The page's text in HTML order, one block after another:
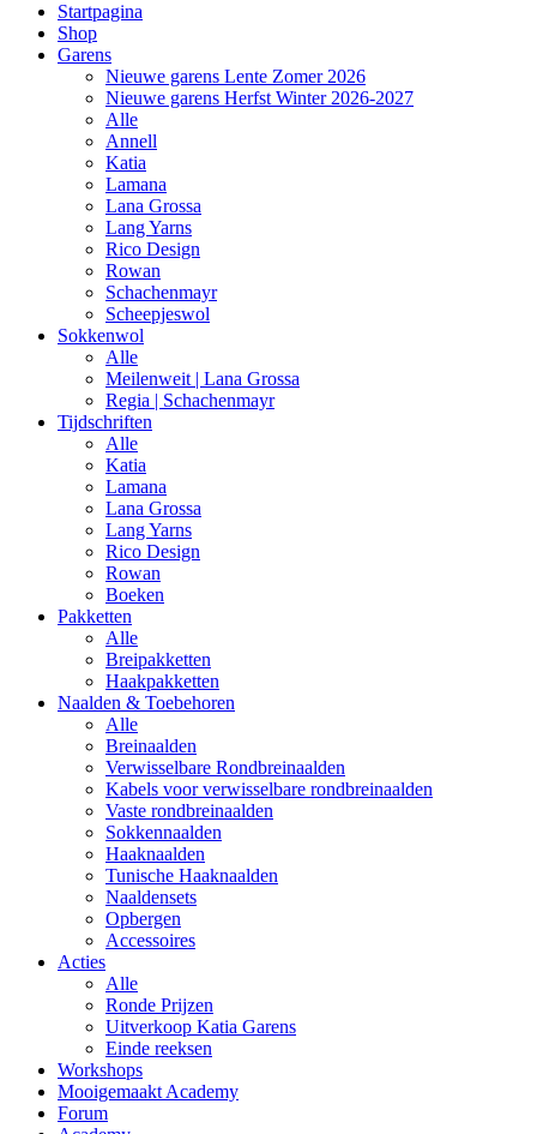
Startpagina
Shop
Garens
Nieuwe garens Lente Zomer 2026
Nieuwe garens Herfst Winter 2026-2027
Alle
Annell
Katia
Lamana
Lana Grossa
Lang Yarns
Rico Design
Rowan
Schachenmayr
Scheepjeswol
Sokkenwol
Alle
Meilenweit | Lana Grossa
Regia | Schachenmayr
Tijdschriften
Alle
Katia
Lamana
Lana Grossa
Lang Yarns
Rico Design
Rowan
Boeken
Pakketten
Alle
Breipakketten
Haakpakketten
Naalden & Toebehoren
Alle
Breinaalden
Verwisselbare Rondbreinaalden
Kabels voor verwisselbare rondbreinaalden
Vaste rondbreinaalden
Sokkennaalden
Haaknaalden
Tunische Haaknaalden
Naaldensets
Opbergen
Accessoires
Acties
Alle
Ronde Prijzen
Uitverkoop Katia Garens
Einde reeksen
Workshops
Mooigemaakt Academy
Forum